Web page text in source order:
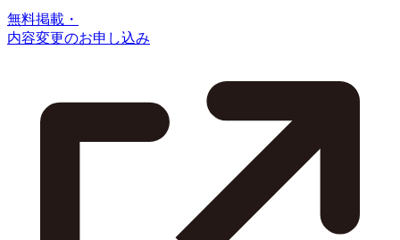
無料掲載・
内容変更のお申し込み